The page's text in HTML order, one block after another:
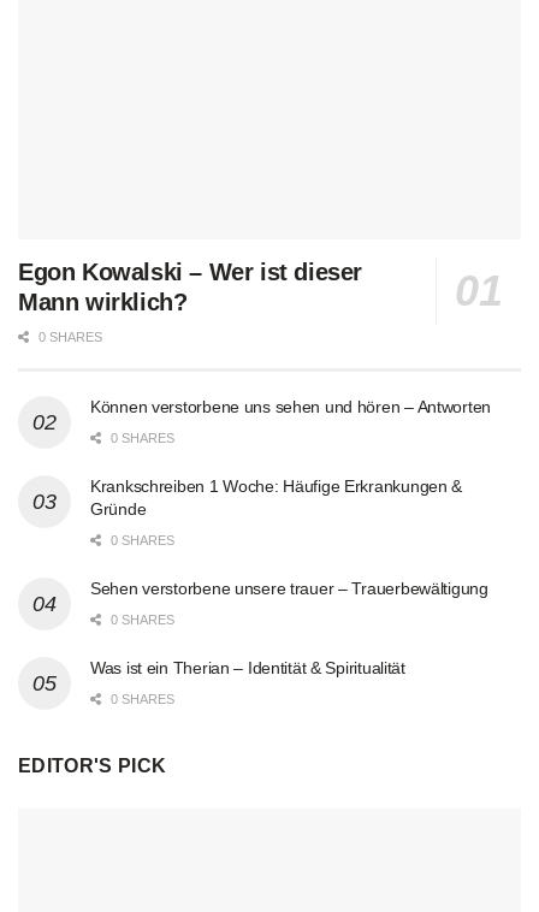
Egon Kowalski – Wer ist dieser
Mann wirklich?
0 SHARES
Können verstorbene uns sehen und hören – Antworten
0 SHARES
Krankschreiben 1 Woche: Häufige Erkrankungen &
Gründe
0 SHARES
Sehen verstorbene unsere trauer – Trauerbewältigung
0 SHARES
Was ist ein Therian – Identität & Spiritualität
0 SHARES
EDITOR'S PICK